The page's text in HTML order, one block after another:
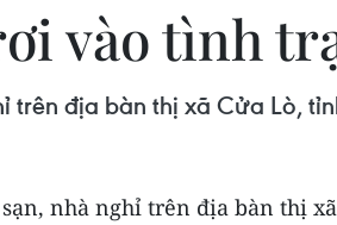
vào tình
trên địa bàn thị xã Cửa Lò,
nhà nghỉ trên địa bàn thị